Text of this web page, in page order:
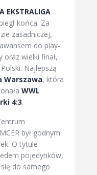
EKSTRALIGA
końca. Za
zasadniczej,
do play-
oraz wielki finał,
Najlepszą
Warszawa, która
WWL
4:3.
był godnym
O tytule
pojedynków,
do samego